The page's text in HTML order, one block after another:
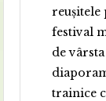
reușitele
festival
de
trainice